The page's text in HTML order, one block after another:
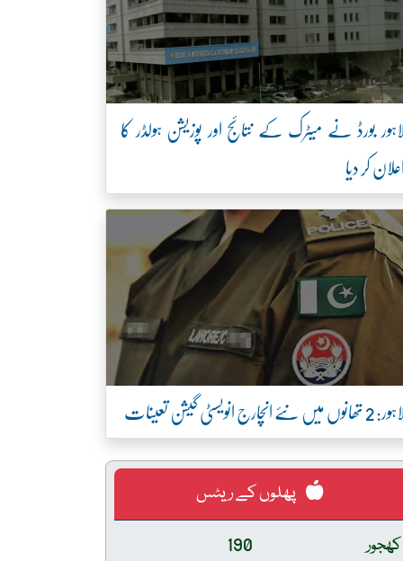
لاہور بورڈ نے میٹرک کے نتائج اور پوزیشن ہولڈر کا
اعلان کر دیا
لاہور: 2 تھانوں میں نئے انچارج انویسٹی گیشن تعینات
پھلوں کے ریٹس
کھجور
190